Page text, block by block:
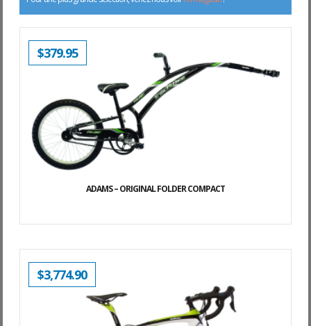
ADAMS – ORIGINAL FOLDER COMPACT
$379.95
$3,774.90